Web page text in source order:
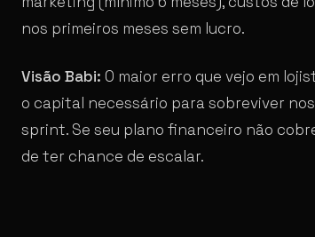
nos primeiros meses sem lucro.
Visão Babi: O maior erro que vejo em
o capital necessário para sobreviver
sprint. Se seu plano financeiro não
de ter chance de escalar.